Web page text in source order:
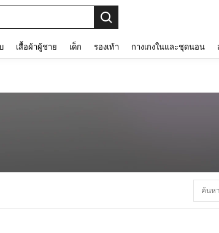
เสื้อผ้าผู้ชาย เด็ก รองเท้า กางเกงในและชุดนอน